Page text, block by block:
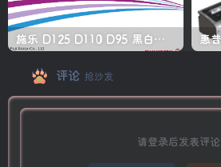
施乐 D125 D110 D95 黑白生产型高速复印机中文维修手册
评论 抢沙发
请登录后发表评论